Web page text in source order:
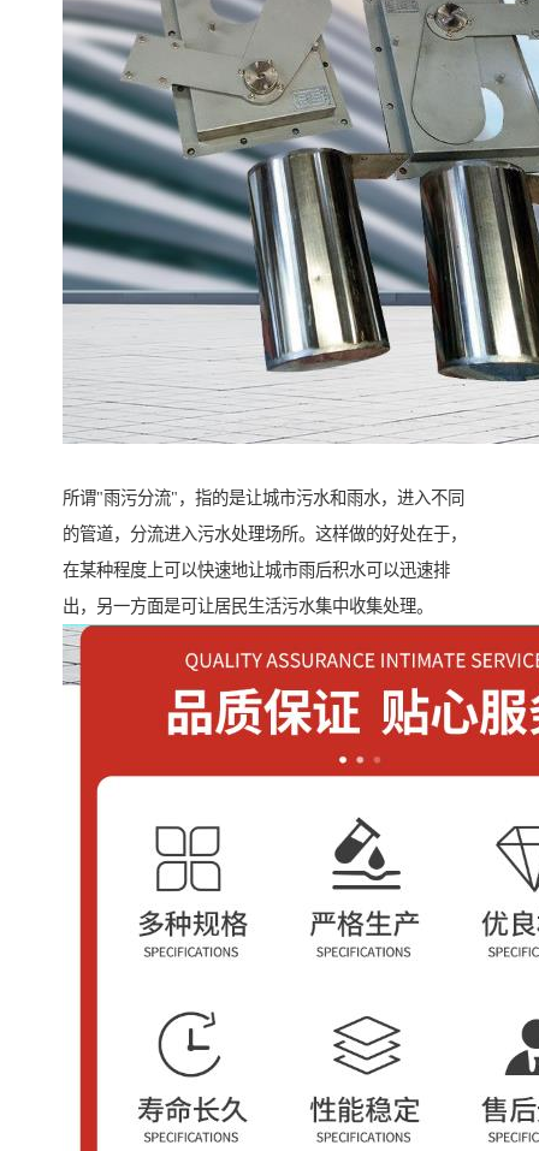
所谓"雨污分流"，指的是让城市污水和雨水，进入不同
的管道，分流进入污水处理场所。这样做的好处在于，
在某种程度上可以快速地让城市雨后积水可以迅速排
出，另一方面是可让居民生活污水集中收集处理。